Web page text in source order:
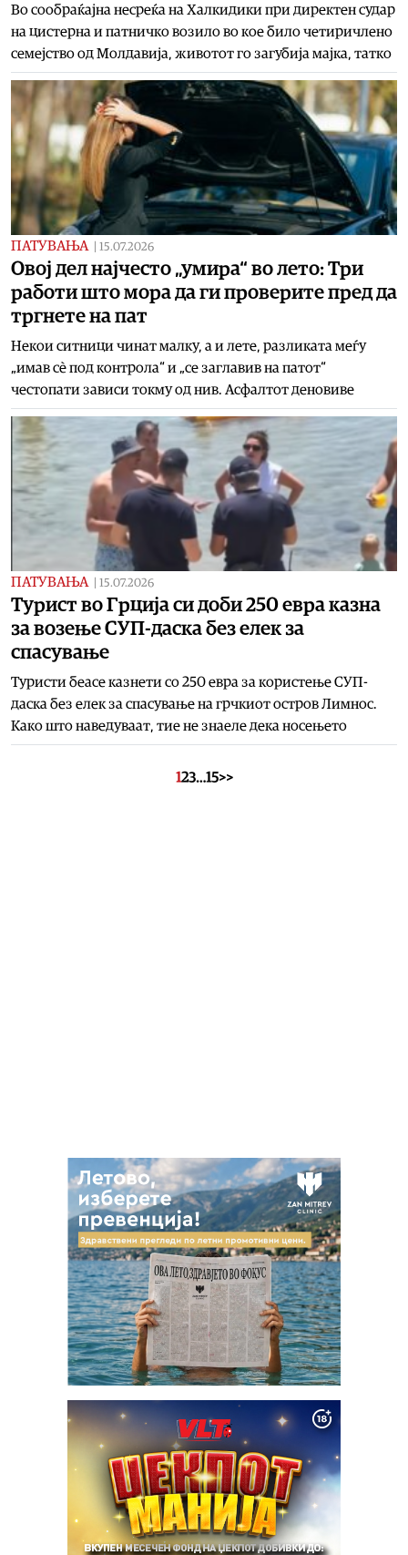
Во сообраќајна несреќа на Халкидики при директен судар
на цистерна и патничко возило во кое било четиричлено
семејство од Молдавија, животот го загубија мајка, татко
ПАТУВАЊА 15.07.2026
Овој дел најчесто „умира“ во лето: Три
работи што мора да ги проверите пред да
тргнете на пат
Некои ситници чинат малку, а и лете, разликата меѓу
„имав сѐ под контрола“ и „се заглавив на патот“
честопати зависи токму од нив. Асфалтот деновиве
ПАТУВАЊА 15.07.2026
Турист во Грција си доби 250 евра казна
за возење СУП-даска без елек за
спасување
Туристи беасе казнети со 250 евра за користење СУП-
даска без елек за спасување на грчкиот остров Лимнос.
Како што наведуваат, тие не знаеле дека носењето
123…15>>